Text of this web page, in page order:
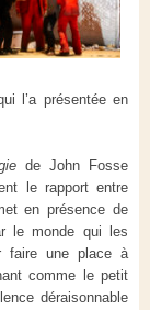
l’a présentée en
de John Fosse
le rapport entre
en présence de
le monde qui les
faire une place à
comme le petit
déraisonnable